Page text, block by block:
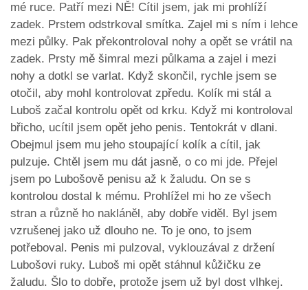
mé ruce. Patří mezi NĚ! Cítil jsem, jak mi prohlíží
zadek. Prstem odstrkoval smítka. Zajel mi s ním i lehce
mezi půlky. Pak překontroloval nohy a opět se vrátil na
zadek. Prsty mě šimral mezi půlkama a zajel i mezi
nohy a dotkl se varlat. Když skončil, rychle jsem se
otočil, aby mohl kontrolovat zpředu. Kolík mi stál a
Luboš začal kontrolu opět od krku. Když mi kontroloval
břicho, ucítil jsem opět jeho penis. Tentokrát v dlani.
Obejmul jsem mu jeho stoupající kolík a cítil, jak
pulzuje. Chtěl jsem mu dát jasně, o co mi jde. Přejel
jsem po Lubošově penisu až k žaludu. On se s
kontrolou dostal k mému. Prohlížel mi ho ze všech
stran a různě ho nakláněl, aby dobře viděl. Byl jsem
vzrušenej jako už dlouho ne. To je ono, to jsem
potřeboval. Penis mi pulzoval, vyklouzával z držení
Lubošovi ruky. Luboš mi opět stáhnul kůžičku ze
žaludu. Šlo to dobře, protože jsem už byl dost vlhkej.